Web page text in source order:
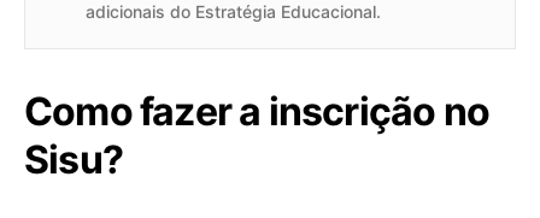
adicionais do Estratégia Educacional.
Como fazer a inscrição no
Sisu?